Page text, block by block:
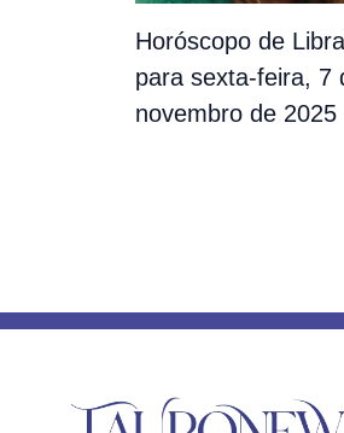
Horóscopo de Libra
para sexta-feira, 7
novembro de 2025